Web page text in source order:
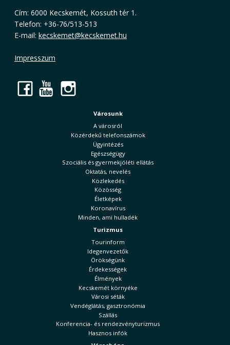
Cím: 6000 Kecskemét, Kossuth tér 1.
Telefon: +36-76/513-513
E-mail: kecskemet@kecskemet.hu
Impresszum
Facebook
YouTube
Városunk
A városról
Közérdekű telefonszámok
Ügyintézés
Egészségügy
Szociális és gyermekjóléti ellátás
Oktatás, nevelés
Közlekedés
Közösség
Életképek
Koronavírus
Minden, ami hulladék
Turizmus
Tourinform
Idegenvezetők
Örökségünk
Érdekességek
Élmények
Kecskemét környéke
Városi séták
Vendéglátás, gasztronómia
Szállás
Konferencia- és rendezvényturizmus
Hasznos infók